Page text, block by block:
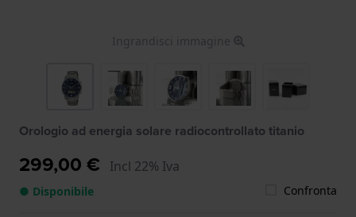
Ingrandisci immagine
Orologio ad energia solare radiocontrollato titanio
299,00 € Incl 22% Iva
● Disponibile Confronta